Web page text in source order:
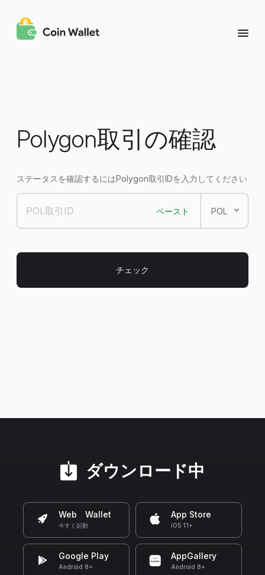
Polygon取引の確認
ステータスを確認するにはPolygon取引IDを入力してください
ペースト POL
ダウンロード中
Web Wallet
今すぐ起動
App Store
iOS 11+
Google Play
Android 8+
AppGallery
Android 8+